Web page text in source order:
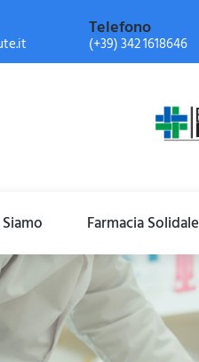
Telefono
(+39) 342 1618646
Farmacia Solidale